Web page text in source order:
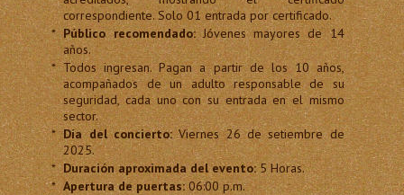
correspondiente. Solo 01 entrada por certificado.
* Público recomendado:Jóvenes mayores de 14
años.
* Todos ingresan. Pagan a partir de los 10 años,
acompañados de un adulto responsable de su
seguridad, cada uno con su entrada en el mismo
sector.
* Día del concierto:Viernes 26 de setiembre de
2025.
* Duración aproximada del evento:5 Horas.
* Apertura de puertas:06:00 p.m.